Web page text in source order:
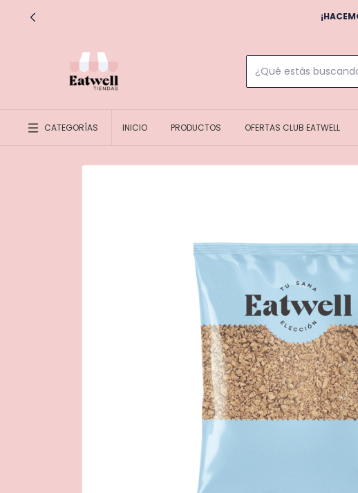
¡HACEMOS ENVÍOS A
CATEGORÍAS INICIO PRODUCTOS OFERTAS CLUB EATWELL